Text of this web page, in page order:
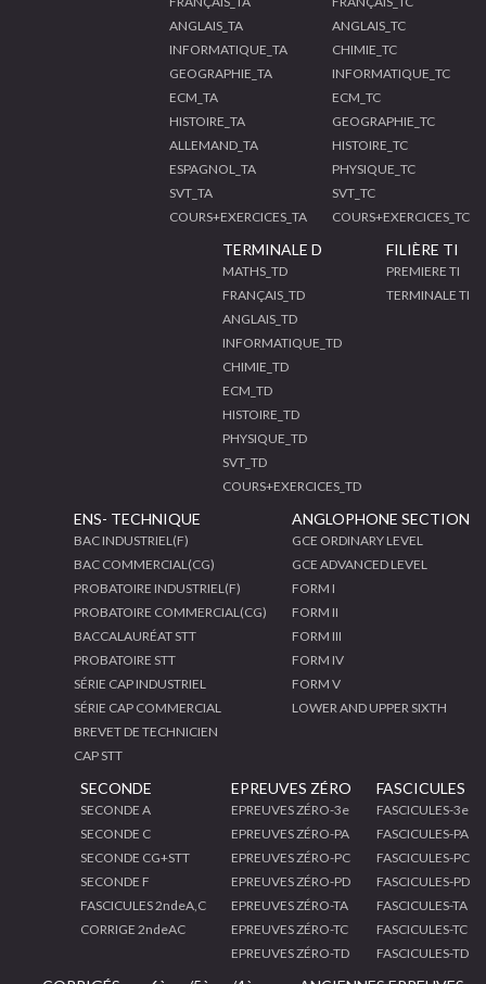
ANGLAIS_TA
INFORMATIQUE_TA
GEOGRAPHIE_TA
ECM_TA
HISTOIRE_TA
ALLEMAND_TA
ESPAGNOL_TA
SVT_TA
COURS+EXERCICES_TA
ANGLAIS_TC
CHIMIE_TC
INFORMATIQUE_TC
ECM_TC
GEOGRAPHIE_TC
HISTOIRE_TC
PHYSIQUE_TC
SVT_TC
COURS+EXERCICES_TC
TERMINALE D
MATHS_TD
FRANÇAIS_TD
ANGLAIS_TD
INFORMATIQUE_TD
CHIMIE_TD
ECM_TD
HISTOIRE_TD
PHYSIQUE_TD
SVT_TD
COURS+EXERCICES_TD
FILIÈRE TI
PREMIERE TI
TERMINALE TI
ENS- TECHNIQUE
BAC INDUSTRIEL(F)
BAC COMMERCIAL(CG)
PROBATOIRE INDUSTRIEL(F)
PROBATOIRE COMMERCIAL(CG)
BACCALAURÉAT STT
PROBATOIRE STT
SÉRIE CAP INDUSTRIEL
SÉRIE CAP COMMERCIAL
BREVET DE TECHNICIEN
CAP STT
ANGLOPHONE SECTION
GCE ORDINARY LEVEL
GCE ADVANCED LEVEL
FORM I
FORM II
FORM III
FORM IV
FORM V
LOWER AND UPPER SIXTH
SECONDE
SECONDE A
SECONDE C
SECONDE CG+STT
SECONDE F
FASCICULES 2ndeA,C
CORRIGE 2ndeAC
EPREUVES ZÉRO
EPREUVES ZÉRO-3e
EPREUVES ZÉRO-PA
EPREUVES ZÉRO-PC
EPREUVES ZÉRO-PD
EPREUVES ZÉRO-TA
EPREUVES ZÉRO-TC
EPREUVES ZÉRO-TD
FASCICULES
FASCICULES-3e
FASCICULES-PA
FASCICULES-PC
FASCICULES-PD
FASCICULES-TA
FASCICULES-TC
FASCICULES-TD